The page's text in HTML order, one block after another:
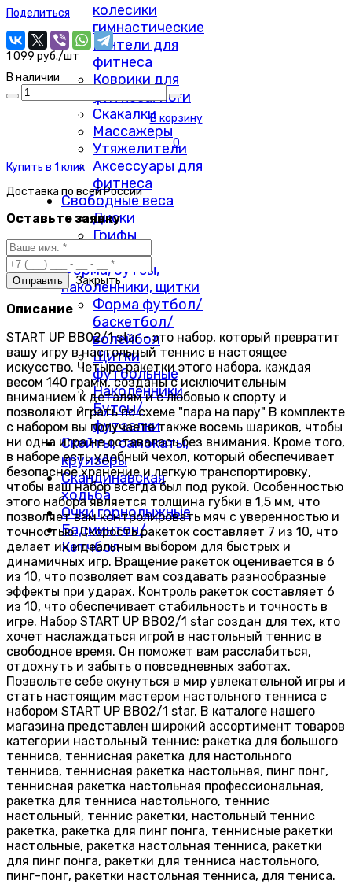
колесики
гимнастические
Гантели для
фитнеса
Коврики для
фитнеса/йоги
Скакалки
Массажеры
Утяжелители
Аксессуары для
фитнеса
Свободные веса
Диски
Грифы
Гантели
Форма, бутсы,
наколенники, щитки
Форма футбол/
баскетбол/
волейбол
Щитки
футбольные
Наколенники
Бутсы/
футзалки
Скейты, самокаты,
круизёры
Скандинавская
ходьба
Очки горнолыжные
Бадминтон/
Кетчбол
Поделиться
1 099 руб./шт
В наличии
В корзину
0
Купить в 1 клик
Доставка по всей России
Оставьте заявку
Закрыть
Описание
START UP BB02/1 star - это набор, который превратит
вашу игру в настольный теннис в настоящее
искусство. Четыре ракетки этого набора, каждая
весом 140 грамм, созданы с исключительным
вниманием к деталям и с любовью к спорту и
позволяют играть по схеме "пара на пару" В комплекте
с набором вы получаете также восемь шариков, чтобы
ни одна игра не оставалась без внимания. Кроме того,
в наборе есть удобный чехол, который обеспечивает
безопасное хранение и легкую транспортировку,
чтобы ваш набор всегда был под рукой. Особенностью
этого набора является толщина губки в 1,5 мм, что
позволяет вам контролировать мяч с уверенностью и
точностью. Скорость ракеток составляет 7 из 10, что
делает их идеальным выбором для быстрых и
динамичных игр. Вращение ракеток оценивается в 6
из 10, что позволяет вам создавать разнообразные
эффекты при ударах. Контроль ракеток составляет 6
из 10, что обеспечивает стабильность и точность в
игре. Набор START UP BB02/1 star создан для тех, кто
хочет наслаждаться игрой в настольный теннис в
свободное время. Он поможет вам расслабиться,
отдохнуть и забыть о повседневных заботах.
Позвольте себе окунуться в мир увлекательной игры и
стать настоящим мастером настольного тенниса с
набором START UP BB02/1 star. В каталоге нашего
магазина представлен широкий ассортимент товаров
категории настольный теннис: ракетка для большого
тенниса, теннисная ракетка для настольного
тенниса, теннисная ракетка настольная, пинг понг,
теннисная ракетка настольная профессиональная,
ракетка для тенниса настольного, теннис
настольный, теннис ракетки, настольный теннис
ракетка, ракетка для пинг понга, теннисные ракетки
настольные, ракетка настольная тенниса, ракетки
для пинг понга, ракетки для тенниса настольного,
пинг-понг, ракетки настольная тенниса, для тениса.